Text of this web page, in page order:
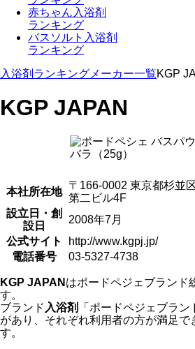
赤ちゃん入浴剤
ランキング
バスソルト入浴剤
ランキング
入浴剤ランキング メーカー一覧KGP
KGP JAPAN
本社所在地
〒166-0002 東京都杉並
第二ビル4F
設立日・創
設日
2008年7月
公式サイト
http://www.kgpj.jp/
電話番号
03-5327-4738
KGP JAPAN はポードペジェブランド
す。
ブランド 入浴剤
「ポードペジェブラ
があり、それぞれ利用者の方が満足で
す。